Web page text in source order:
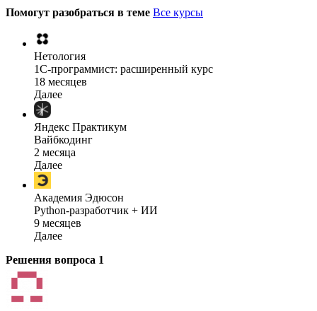
Помогут разобраться в теме Все курсы
Нетология
1C-программист: расширенный курс
18 месяцев
Далее
Яндекс Практикум
Вайбкодинг
2 месяца
Далее
Академия Эдюсон
Python-разработчик + ИИ
9 месяцев
Далее
Решения вопроса 1